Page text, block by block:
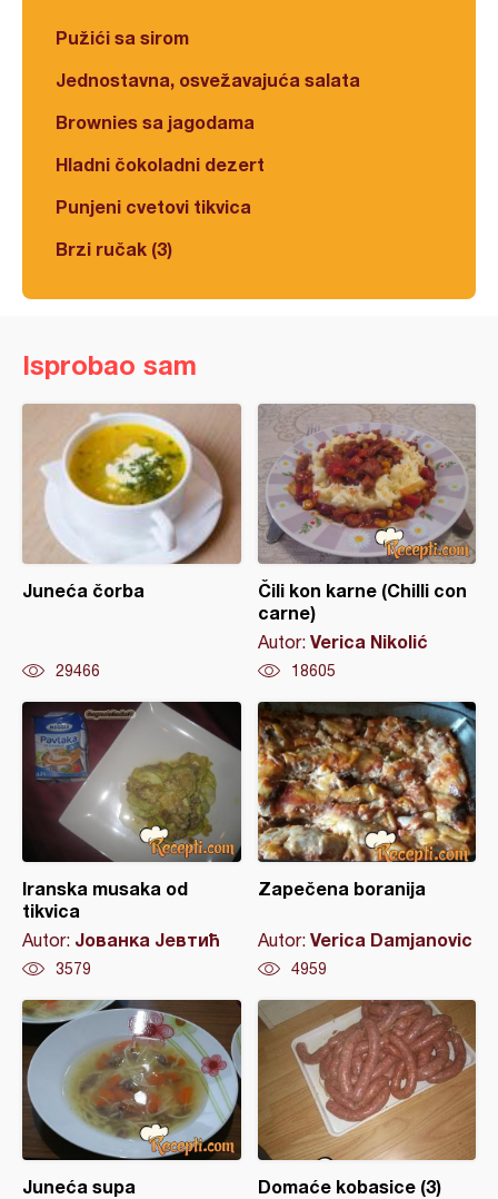
Pužići sa sirom
Jednostavna, osvežavajuća salata
Brownies sa jagodama
Hladni čokoladni dezert
Punjeni cvetovi tikvica
Brzi ručak (3)
Isprobao sam
Juneća čorba
29466
Čili kon karne (Chilli con
carne)
Autor: Verica Nikolić
18605
Iranska musaka od
tikvica
Autor: Јованка Јевтић
3579
Zapečena boranija
Autor: Verica Damjanovic
4959
Juneća supa Domaće kobasice (3)